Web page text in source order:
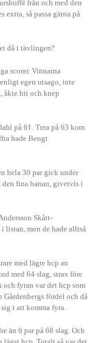
från och med den
så passa gärna på
då i tävlingen?
scorer. Vinnarna
egen utsago, inte
åkte hit och knep
på 61. Trea på 63 kom
hade Bengt
hela 30 par gick under
den fina banan, givetvis i
Skått-
listan, men de hade alltså
med lägre hcp an
med 64 slag, strax före
fyran var det hcp som
fördel och då
i att komma fyra.
än 6 par på 68 slag. Och